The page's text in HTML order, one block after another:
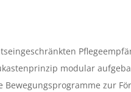
modular
zur